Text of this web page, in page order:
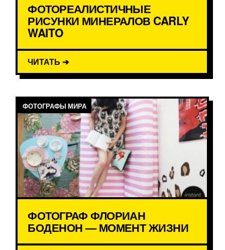
ФОТОРЕАЛИСТИЧНЫЕ
РИСУНКИ МИНЕРАЛОВ CARLY
WAITO
ЧИТАТЬ ➔
ФОТОГРАФЫ МИРА
ФОТОГРАФ ФЛОРИАН
БОДЕНОН — МОМЕНТ ЖИЗНИ